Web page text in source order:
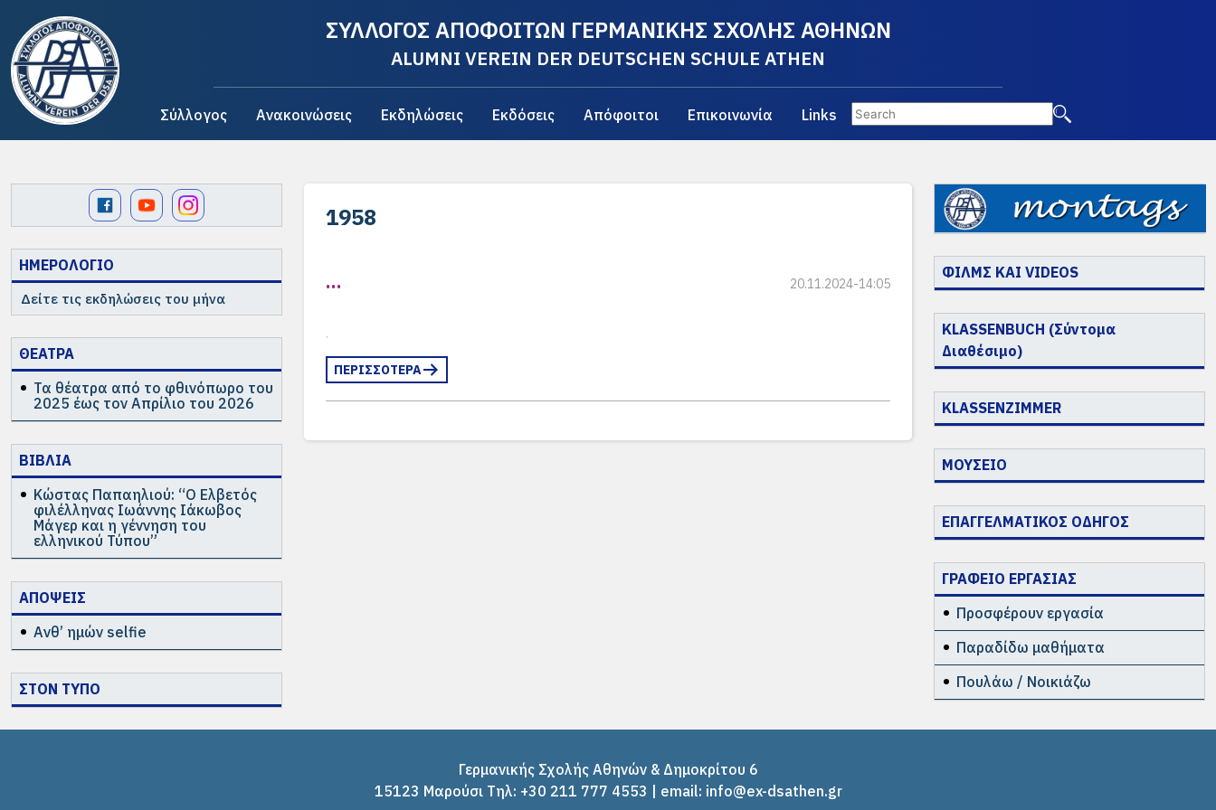
ΣΥΛΛΟΓΟΣ ΑΠΟΦΟΙΤΩΝ ΓΕΡΜΑΝΙΚΗΣ ΣΧΟΛΗΣ ΑΘΗΝΩΝ
ALUMNI VEREIN DER DEUTSCHEN SCHULE ATHEN
Σύλλογος Ανακοινώσεις Εκδηλώσεις Εκδόσεις Απόφοιτοι Επικοινωνία Links
ΗΜΕΡΟΛΟΓΙΟ
Δείτε τις εκδηλώσεις του μήνα
ΘΕΑΤΡΑ
Τα θέατρα από το φθινόπωρο του
2025 έως τον Απρίλιο του 2026
ΒΙΒΛΙΑ
Κώστας Παπαηλιού: “Ο Ελβετός
φιλέλληνας Ιωάννης Ιάκωβος
Μάγερ και η γέννηση του
ελληνικού Τύπου”
ΑΠΟΨΕΙΣ
Ανθ’ ημών selfie
ΣΤΟΝ ΤΥΠΟ
1958
… 20.11.2024-14:05
.
ΠΕΡΙΣΣΟΤΕΡΑ
ΦΙΛΜΣ ΚΑΙ VIDEOS
KLASSENBUCH (Σύντομα
Διαθέσιμο)
KLASSENZIMMER
ΜΟΥΣΕΙΟ
ΕΠΑΓΓΕΛΜΑΤΙΚΟΣ ΟΔΗΓΟΣ
ΓΡΑΦΕΙΟ ΕΡΓΑΣΙΑΣ
Προσφέρουν εργασία
Παραδίδω μαθήματα
Πουλάω / Νοικιάζω
Γερμανικής Σχολής Αθηνών & Δημοκρίτου 6
15123 Μαρούσι Tηλ: +30 211 777 4553 | email: info@ex-dsathen.gr